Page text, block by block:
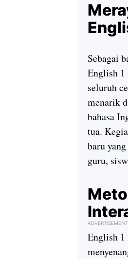
Sebagai
English 1
seluruh
menarik
bahasa
tua.
baru
guru,
ADVERTISEMENT
English 1